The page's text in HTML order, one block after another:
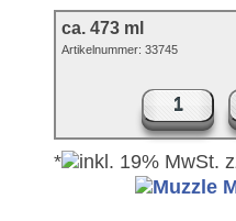
ca. 473 ml
Artikelnummer: 33745
*